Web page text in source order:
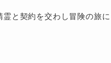
と契約を交わし冒険の旅に